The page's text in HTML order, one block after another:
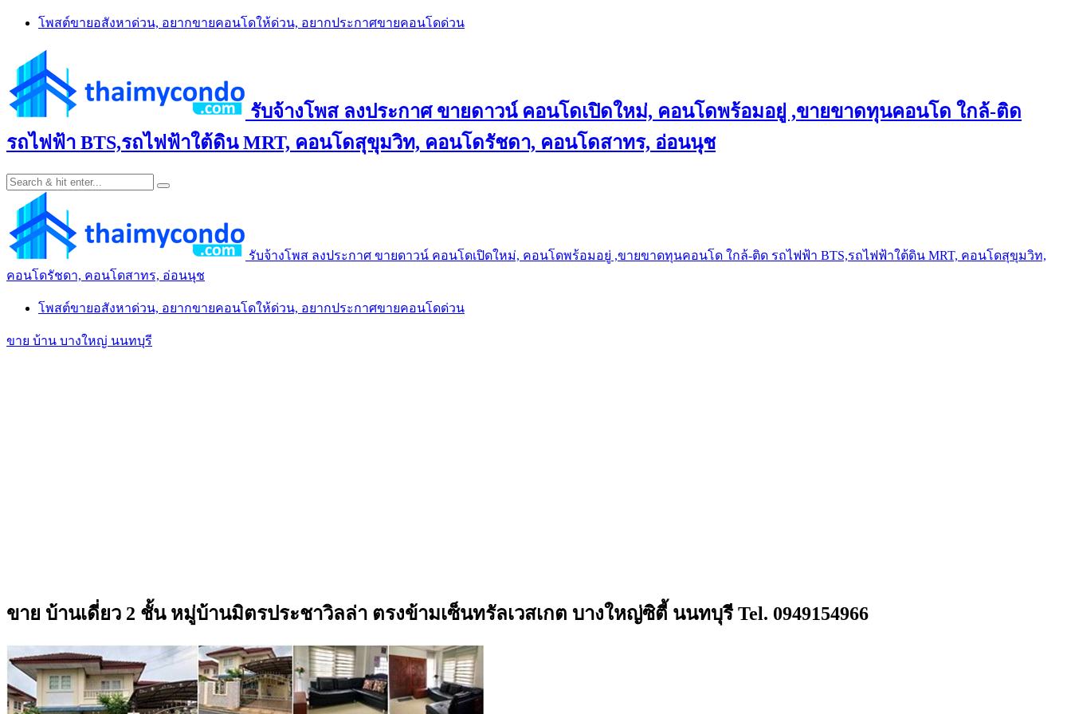
Skip
โพสต์ขายอสังหาด่วน, อยากขายคอนโดให้ด่วน, อยากประกาศขายคอนโดด่วน
รับจ้างโพส ลงประกาศ ขายดาวน์ คอนโดเปิดใหม่, คอนโดพร้อมอยู่ ,ขายขาดทุนคอนโด ใกล้-ติด
รถไฟฟ้า BTS,รถไฟฟ้าใต้ดิน MRT, คอนโดสุขุมวิท, คอนโดรัชดา, คอนโดสาทร, อ่อนนุช
รับจ้างโพส ลงประกาศ ขายดาวน์ คอนโดเปิดใหม่, คอนโดพร้อมอยู่ ,ขายขาดทุนคอนโด ใกล้-ติด รถไฟฟ้า BTS,รถไฟฟ้าใต้ดิน MRT, คอนโดสุขุมวิท,
คอนโดรัชดา, คอนโดสาทร, อ่อนนุช
โพสต์ขายอสังหาด่วน, อยากขายคอนโดให้ด่วน, อยากประกาศขายคอนโดด่วน
ขาย บ้าน บางใหญ่ นนทบุรี
ขาย บ้านเดี่ยว 2 ชั้น หมู่บ้านมิตรประชาวิลล่า ตรงข้ามเซ็นทรัลเวสเกต บางใหญ่ซิตี้ นนทบุรี Tel. 0949154966